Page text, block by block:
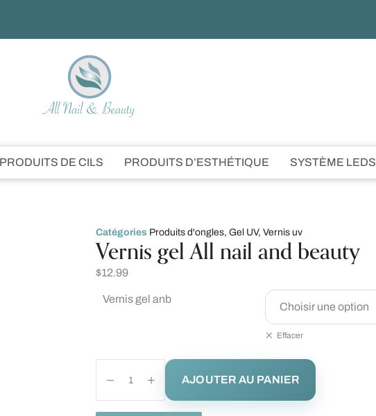
PRODUITS DE CILS PRODUITS D’ESTHÉTIQUE SYSTÈME LEDS
Catégories Produits d'ongles, Gel UV, Vernis uv
Vernis gel All nail and beauty
$12.99
Vernis gel anb
Effacer
AJOUTER AU PANIER